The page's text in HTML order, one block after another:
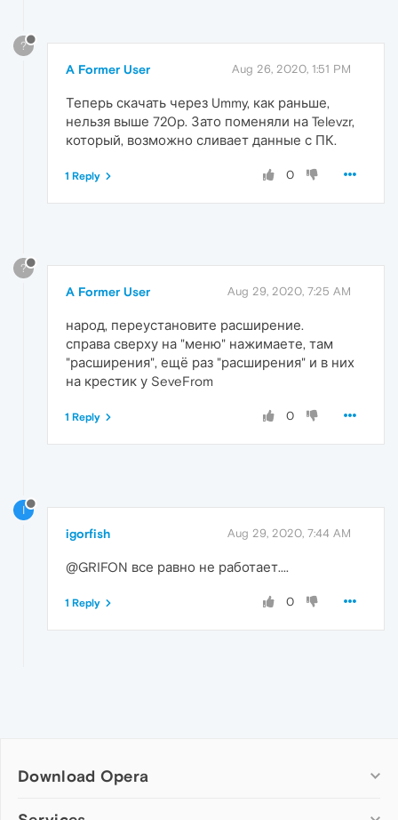
?
A Former User Aug 26, 2020, 1:51 PM
Теперь скачать через Ummy, как раньше,
нельзя выше 720p. Зато поменяли на Televzr,
который, возможно сливает данные с ПК.
0
1 Reply
?
A Former User Aug 29, 2020, 7:25 AM
народ, переустановите расширение.
справа сверху на "меню" нажимаете, там
"расширения", ещё раз "расширения" и в них
на крестик у SeveFrom
0
1 Reply
I
igorfish Aug 29, 2020, 7:44 AM
@GRIFON все равно не работает....
0
1 Reply
Download Opera
Computer browsers